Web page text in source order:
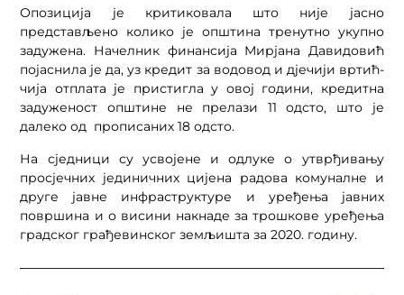
Опозиција је критиковала што није јасно
представљено колико је општина тренутно укупно
задужена. Начелник финансија Мирјана Давидовић
појаснила је да, уз кредит за водовод и дјечији вртић-
чија отплата је пристигла у овој години, кредитна
задуженост општине не прелази 11 одсто, што је
далеко од прописаних 18 одсто.
На сједници су усвојене и одлуке о утврђивању
просјечних јединичних цијена радова комуналне и
друге јавне инфраструктуре и уређења јавних
површина и о висини накнаде за трошкове уређења
градског грађевинског земљишта за 2020. годину.